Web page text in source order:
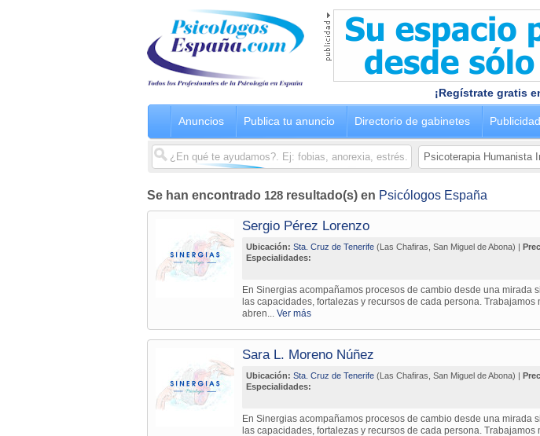
¡Regístrate gratis
Anuncios Publica tu anuncio Directorio de gabinetes Publicidad
Se han encontrado 128 resultado(s) en Psicólogos España
Sergio Pérez Lorenzo
Ubicación: Sta. Cruz de Tenerife (Las Chafiras, San Miguel de Abona) |
Especialidades:
En Sinergias acompañamos procesos de cambio desde una mirada
las capacidades, fortalezas y recursos de cada persona. Trabajamos
abren... Ver más
Sara L. Moreno Núñez
Ubicación: Sta. Cruz de Tenerife (Las Chafiras, San Miguel de Abona) |
Especialidades:
En Sinergias acompañamos procesos de cambio desde una mirada
las capacidades, fortalezas y recursos de cada persona. Trabajamos